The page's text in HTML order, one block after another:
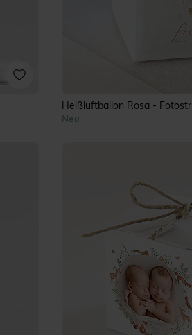
Heißluftballon Rosa - Fotostr
Neu